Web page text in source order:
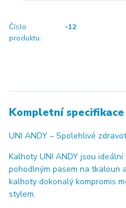
Číslo
produktu:
-12
Kompletní specifikace
UNI ANDY – Spolehlivé
Kalhoty UNI ANDY jsou
pohodlným pasem na tkaloun
kalhoty dokonalý kompromis
stylem.